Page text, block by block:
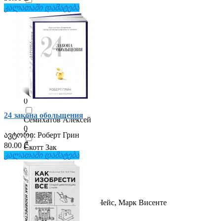
Рёйне Анья
Ричард Фейнман
Роберт Грин
Роберт Сапольски
0
Семихатов Алексей
0
Скотт Зак
0
Уилсон Дэвид Слоан
0
Уильям Арнтц, Бетси Чейс, Марк Висенте
0
კალათაში დამატება
24 закона обольщения
ავტორი: Роберт Грин
80.00 ₾
კალათაში დამატება